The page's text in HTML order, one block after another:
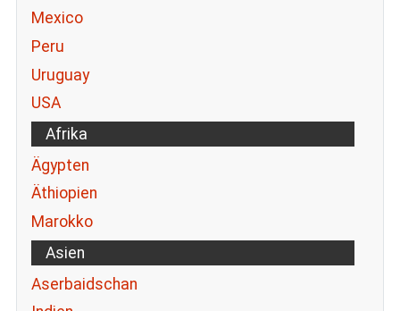
Mexico
Peru
Uruguay
USA
Afrika
Ägypten
Äthiopien
Marokko
Asien
Aserbaidschan